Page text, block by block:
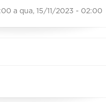
a qua, 15/11/2023 - 02:00